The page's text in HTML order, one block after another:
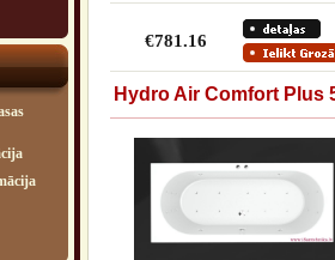
€781.16
Hydro Air Comfort Plus